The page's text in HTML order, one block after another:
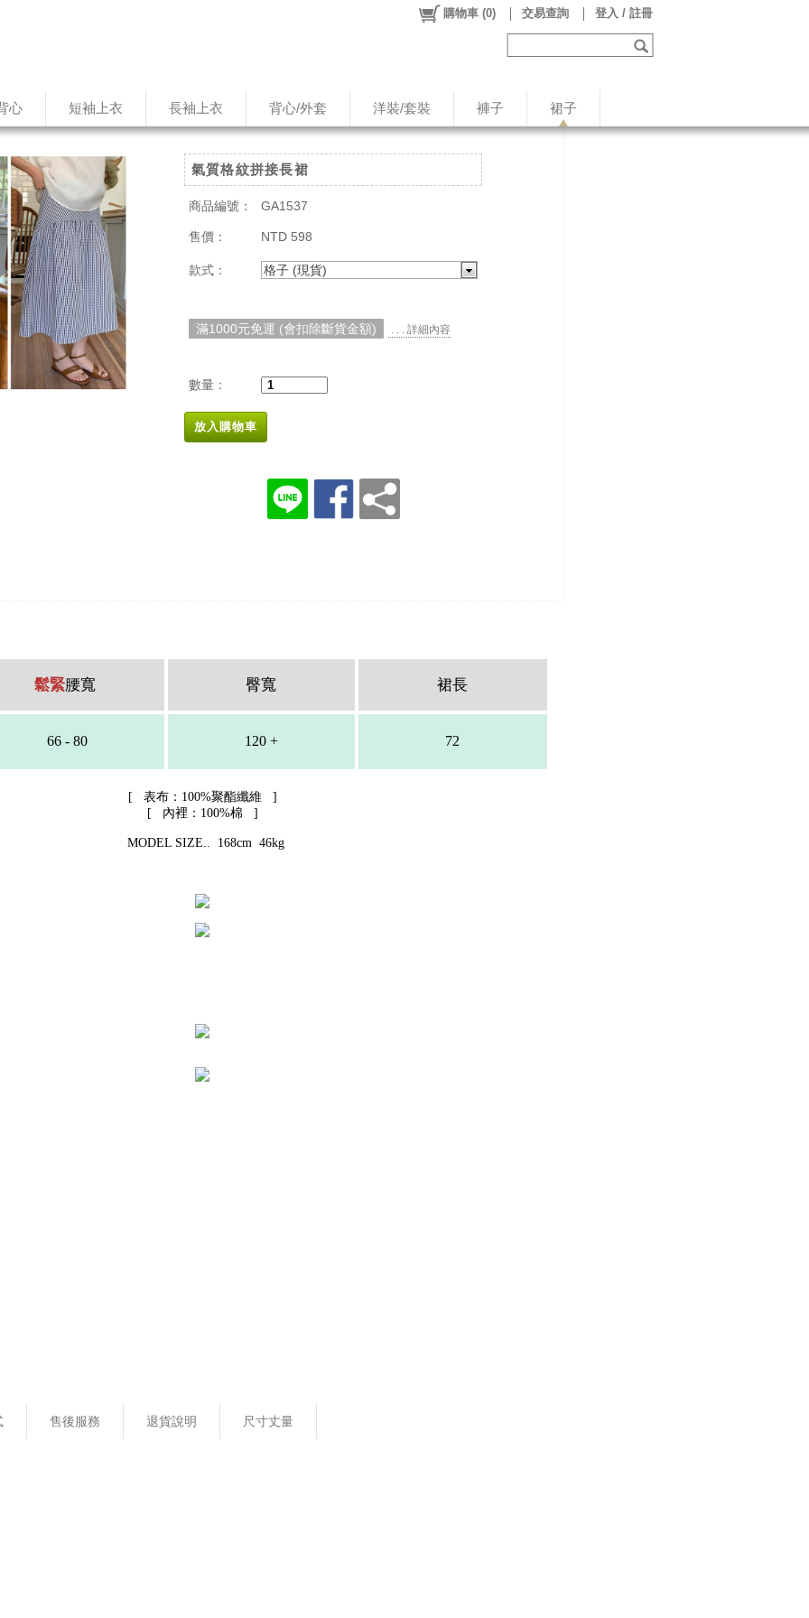
心 短袖上衣 長袖上衣 背心/外套 洋裝/套裝 褲子 裙子
購物車 (0) 交易查詢 登入 / 註冊
氣質格紋拼接長裙
商品編號： GA1537
售價： NTD 598
款式： 格子 (現貨)
滿1000元免運 (會扣除斷貨金額) . . . 詳細內容
數量：
放入購物車
售後服務 退貨說明 尺寸丈量